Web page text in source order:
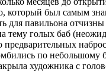
который был самым
для павильона отчизны
тему голых баб
предварительных
по небольшому
художника с